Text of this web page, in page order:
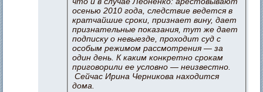
осенью 2010 года, следствие ведется в
кратчайшие сроки, признает вину, дает
признательные показания, тут же дает
подписку о невыезде, проходит суд с
особым режимом рассмотрения — за
один день. К каким конкретно срокам
приговорили ее условно — неизвестно.
Сейчас Ирина Черникова находится
дома.